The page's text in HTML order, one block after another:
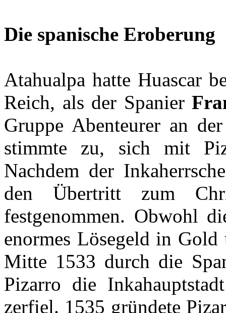
Die spanische Eroberung
Atahualpa hatte Huascar
Reich, als der Spanier
Gruppe Abenteurer an
stimmte zu, sich mit
Nachdem der
den Übertritt zum
festgenommen. Obwohl
enormes Lösegeld in
Mitte 1533 durch die
Pizarro die
zerfiel. 1535 gründete